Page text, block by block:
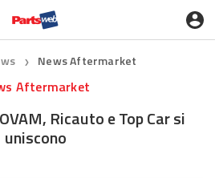
❯ News Aftermarket
Aftermarket
Ricauto e Top Car si
uniscono